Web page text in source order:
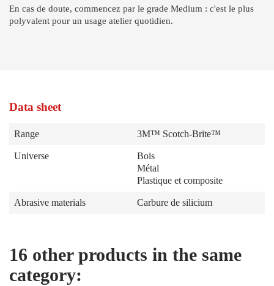
En cas de doute, commencez par le grade Medium : c'est le plus
polyvalent pour un usage atelier quotidien.
Data sheet
Range 3M™ Scotch-Brite™
Universe
Bois
Métal
Plastique et composite
Abrasive materials Carbure de silicium
16 other products in the same
category: